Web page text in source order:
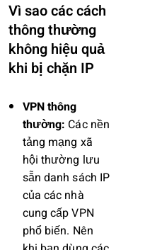
Vì sao các cách
thông thường
không hiệu quả
khi bị chặn IP
VPN thông
thường: Các nền
tảng mạng xã
hội thường lưu
sẵn danh sách IP
của các nhà
cung cấp VPN
phổ biến. Nên